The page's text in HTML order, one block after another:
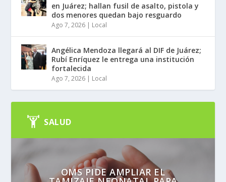
en Juárez; hallan fusil de asalto, pistola y
dos menores quedan bajo resguardo
Ago 7, 2026 | Local
Angélica Mendoza llegará al DIF de Juárez;
Rubí Enríquez le entrega una institución
fortalecida
Ago 7, 2026 | Local
SALUD
OMS PIDE AMPLIAR EL